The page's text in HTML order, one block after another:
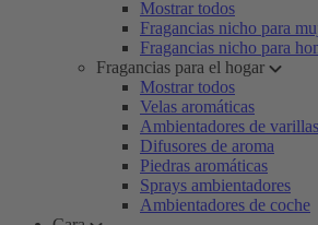
Mostrar todos
Fragancias nicho para
Fragancias nicho para
Fragancias para el hogar
Mostrar todos
Velas aromáticas
Ambientadores de varillas
Difusores de aroma
Piedras aromáticas
Sprays ambientadores
Ambientadores de coche